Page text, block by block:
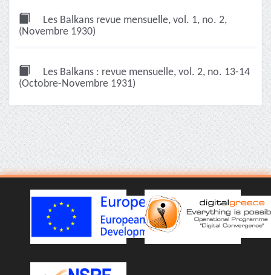
Les Balkans revue mensuelle, vol. 1, no. 2,
(Novembre 1930)
Les Balkans : revue mensuelle, vol. 2, no. 13-14
(Octobre-Novembre 1931)